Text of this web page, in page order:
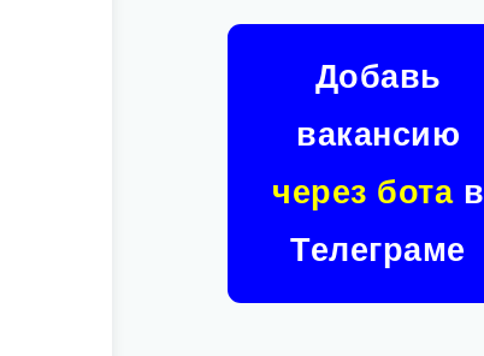
Добавь
вакансию
через ботав
Телеграме